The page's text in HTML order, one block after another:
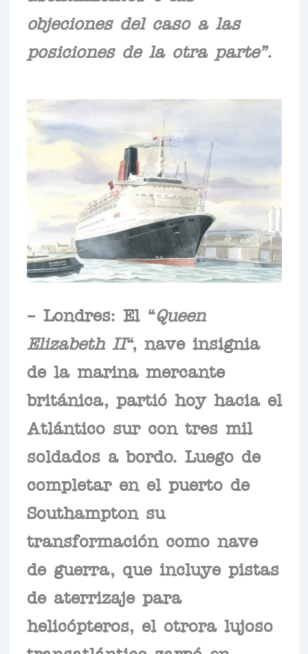
objeciones del caso a las
posiciones de la otra parte”.
– Londres: El “Queen
Elizabeth II“, nave insignia
de la marina mercante
británica, partió hoy hacia el
Atlántico sur con tres mil
soldados a bordo. Luego de
completar en el puerto de
Southampton su
transformación como nave
de guerra, que incluye pistas
de aterrizaje para
helicópteros, el otrora lujoso